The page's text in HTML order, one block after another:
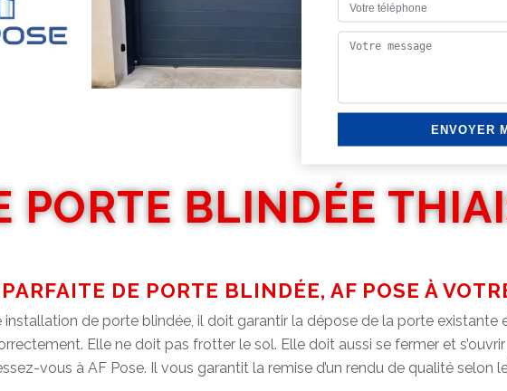
PORTE BLINDÉE
DE PORTE BLINDÉE, AF POSE À
de porte blindée, il doit garantir la dépose de la porte existante
Elle ne doit pas frotter le sol. Elle doit aussi se fermer et
vous à AF Pose. Il vous garantit la remise d’un rendu de qualité selon